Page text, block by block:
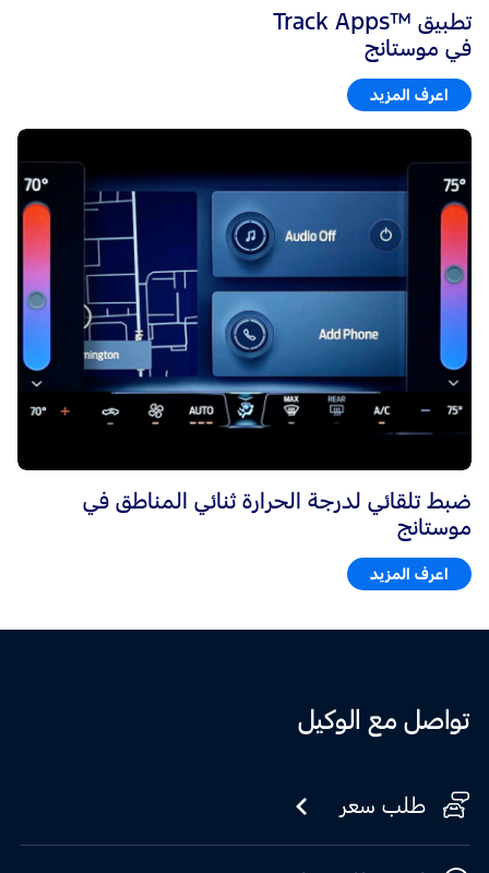
تطبيق ™Track Apps
في موستانج
اعرف المزيد
ضبط تلقائي لدرجة الحرارة ثنائي المناطق في
موستانج
اعرف المزيد
تواصل مع الوكيل
طلب سعر